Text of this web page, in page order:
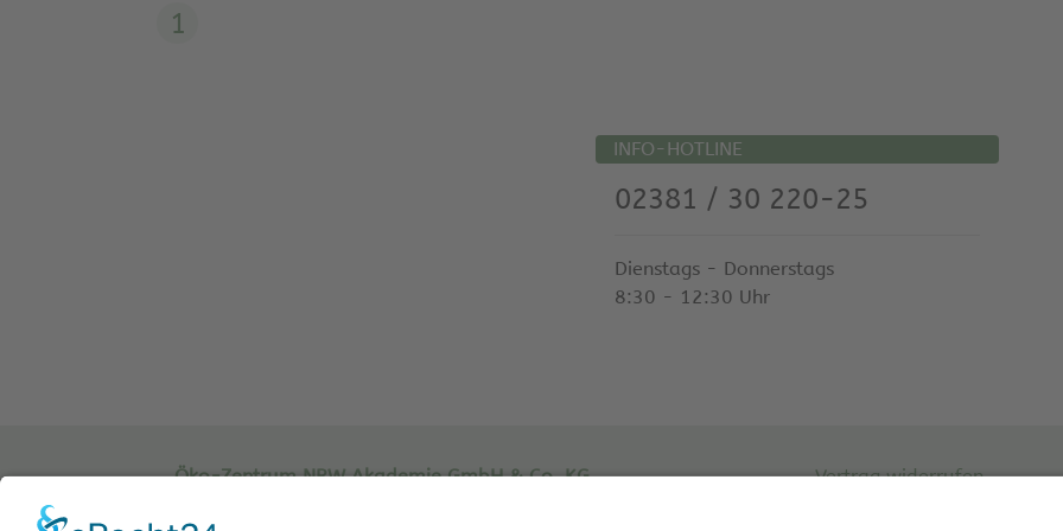
1
INFO-HOTLINE
02381 / 30 220-25
Dienstags - Donnerstags
8:30 - 12:30 Uhr
Öko-Zentrum NRW Akademie GmbH & Co. KG
Sachsenweg 8
Vertrag widerrufen